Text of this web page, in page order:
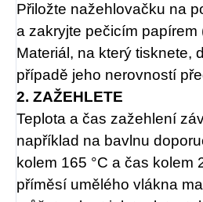
Přiložte nažehlovačku na
a zakryjte pečicím papírem
Materiál, na který tisknete,
případě jeho nerovností
2. ZAŽEHLETE
Teplota a čas zažehlení
například na bavlnu
kolem 165 °C a čas kolem
příměsí umělého vlákna